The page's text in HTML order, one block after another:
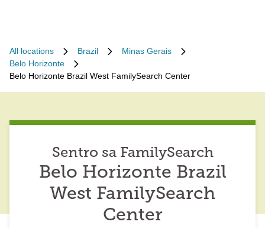
All locations Brazil
Minas Gerais
Belo Horizonte
Belo Horizonte Brazil West FamilySearch Center
Sentro sa FamilySearch
Belo Horizonte Brazil
West FamilySearch
Center